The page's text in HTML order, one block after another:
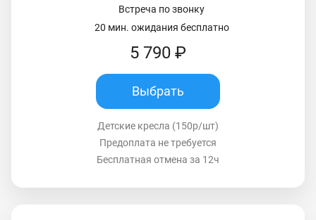
Встреча по звонку
20 мин. ожидания бесплатно
5 790 ₽
Выбрать
Детские кресла (150р/шт)
Предоплата не требуется
Бесплатная отмена за 12ч